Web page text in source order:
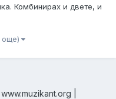
Комбинирах и двете, и
чуете в друга
още)
|